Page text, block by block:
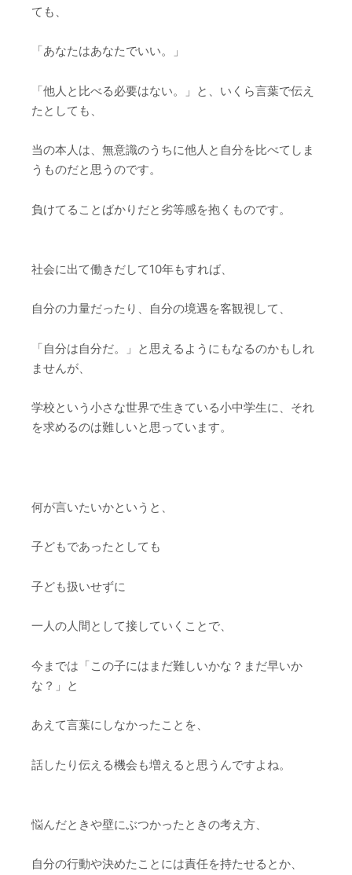
ても、
「あなたはあなたでいい。」
「他人と比べる必要はない。」と、いくら言葉で伝え
たとしても、
当の本人は、無意識のうちに他人と自分を比べてしま
うものだと思うのです。
負けてることばかりだと劣等感を抱くものです。
社会に出て働きだして10年もすれば、
自分の力量だったり、自分の境遇を客観視して、
「自分は自分だ。」と思えるようにもなるのかもしれ
ませんが、
学校という小さな世界で生きている小中学生に、それ
を求めるのは難しいと思っています。
何が言いたいかというと、
子どもであったとしても
子ども扱いせずに
一人の人間として接していくことで、
今までは「この子にはまだ難しいかな？まだ早いか
な？」と
あえて言葉にしなかったことを、
話したり伝える機会も増えると思うんですよね。
悩んだときや壁にぶつかったときの考え方、
自分の行動や決めたことには責任を持たせるとか、